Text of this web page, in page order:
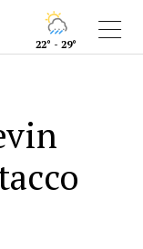
22° - 29°